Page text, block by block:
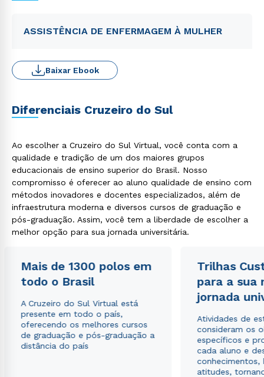
ASSISTÊNCIA DE ENFERMAGEM À MULHER
Baixar Ebook
Diferenciais Cruzeiro do Sul
Ao escolher a Cruzeiro do Sul Virtual, você conta com a
qualidade e tradição de um dos maiores grupos
educacionais de ensino superior do Brasil. Nosso
compromisso é oferecer ao aluno qualidade de ensino com
métodos inovadores e docentes especializados, além de
infraestrutura moderna e diversos cursos de graduação e
pós-graduação. Assim, você tem a liberdade de escolher a
melhor opção para sua jornada universitária.
Mais de 1300 polos em
todo o Brasil
A Cruzeiro do Sul Virtual está
presente em todo o país,
oferecendo os melhores cursos
de graduação e pós-graduação a
distância do país
Trilhas
para a sua
jornada
Atividades de
consideram os
específicos e
cada aluno e
conhecimentos,
atitudes,